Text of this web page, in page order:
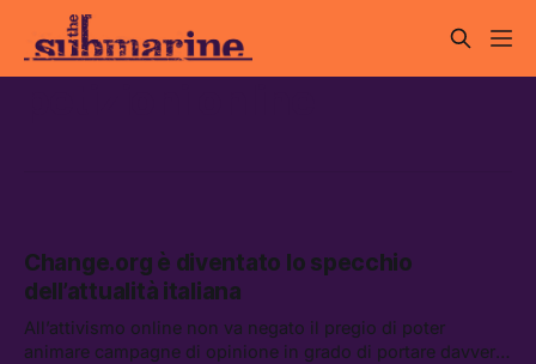
Change.org è diventato lo specchio
dell’attualità italiana
All’attivismo online non va negato il pregio di poter
animare campagne di opinione in grado di portare davvero